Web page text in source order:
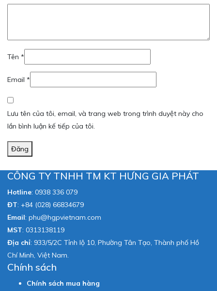
Tên *
Email *
Lưu tên của tôi, email, và trang web trong trình duyệt này cho
lần bình luận kế tiếp của tôi.
Đăng
CÔNG TY TNHH TM KT HƯNG GIA PHÁT
Hotline: 0938 336 079
ĐT: +84 (028) 66834679
Email: phu@hgpvietnam.com
MST: 0313138119
Địa chỉ: 933/5/2C Tỉnh lộ 10, Phường Tân Tạo, Thành phố Hồ
Chí Minh, Việt Nam.
Chính sách
Chính sách mua hàng